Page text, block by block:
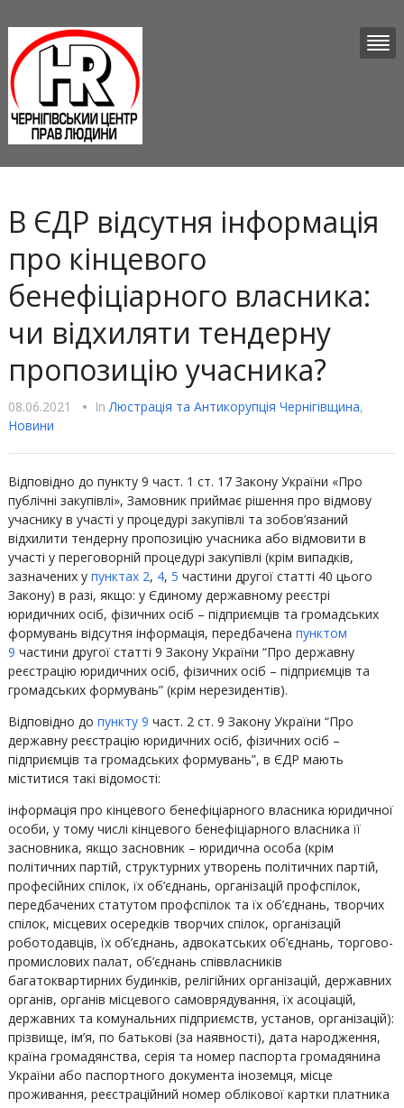
В ЄДР відсутня інформація
про кінцевого
бенефіціарного власника:
чи відхиляти тендерну
пропозицію учасника?
08.06.2021 • InЛюстрацiя та Антикорупцiя Чернігівщина,
Новини
Відповідно до пункту 9 част. 1 ст. 17 Закону України «Про
публічні закупівлі», Замовник приймає рішення про відмову
учаснику в участі у процедурі закупівлі та зобов’язаний
відхилити тендерну пропозицію учасника або відмовити в
участі у переговорній процедурі закупівлі (крім випадків,
зазначених у пунктах 2, 4, 5 частини другої статті 40 цього
Закону) в разі, якщо: у Єдиному державному реєстрі
юридичних осіб, фізичних осіб – підприємців та громадських
формувань відсутня інформація, передбачена пунктом
9 частини другої статті 9 Закону України “Про державну
реєстрацію юридичних осіб, фізичних осіб – підприємців та
громадських формувань” (крім нерезидентів).
Відповідно до пункту 9 част. 2 ст. 9 Закону України “Про
державну реєстрацію юридичних осіб, фізичних осіб –
підприємців та громадських формувань”, в ЄДР мають
міститися такі відомості:
інформація про кінцевого бенефіціарного власника юридичної
особи, у тому числі кінцевого бенефіціарного власника її
засновника, якщо засновник – юридична особа (крім
політичних партій, структурних утворень політичних партій,
професійних спілок, їх об’єднань, організацій профспілок,
передбачених статутом профспілок та їх об’єднань, творчих
спілок, місцевих осередків творчих спілок, організацій
роботодавців, їх об’єднань, адвокатських об’єднань, торгово-
промислових палат, об’єднань співвласників
багатоквартирних будинків, релігійних організацій, державних
органів, органів місцевого самоврядування, їх асоціацій,
державних та комунальних підприємств, установ, організацій):
прізвище, ім’я, по батькові (за наявності), дата народження,
країна громадянства, серія та номер паспорта громадянина
України або паспортного документа іноземця, місце
проживання, реєстраційний номер облікової картки платника